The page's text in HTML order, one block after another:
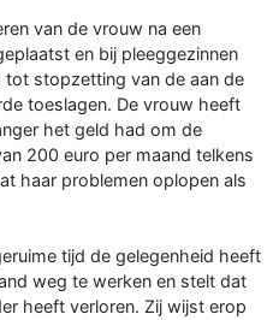
van de vrouw na een
en bij pleeggezinnen
stopzetting van de aan de
toeslagen. De vrouw heeft
het geld had om de
200 euro per maand telkens
haar problemen oplopen als
tijd de gelegenheid heeft
weg te werken en stelt dat
heeft verloren. Zij wijst erop